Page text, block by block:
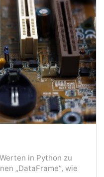
in Python zu
„DataFrame“, wie